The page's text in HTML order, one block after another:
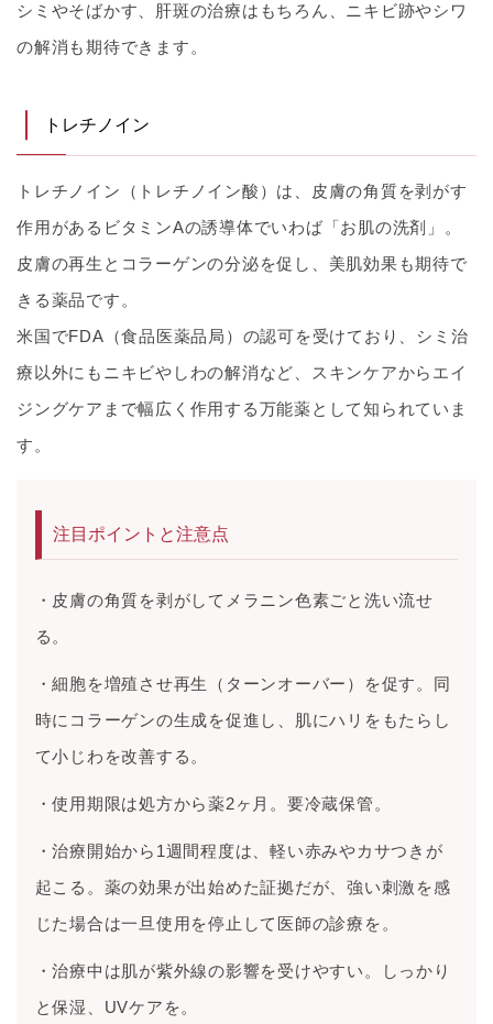
シミやそばかす、肝斑の治療はもちろん、ニキビ跡やシワ
の解消も期待できます。
トレチノイン
トレチノイン（トレチノイン酸）は、皮膚の角質を剥がす
作用があるビタミンAの誘導体でいわば「お肌の洗剤」。
皮膚の再生とコラーゲンの分泌を促し、美肌効果も期待で
きる薬品です。
米国でFDA（食品医薬品局）の認可を受けており、シミ治
療以外にもニキビやしわの解消など、スキンケアからエイ
ジングケアまで幅広く作用する万能薬として知られていま
す。
注目ポイントと注意点
・皮膚の角質を剥がしてメラニン色素ごと洗い流せ
る。
・細胞を増殖させ再生（ターンオーバー）を促す。同
時にコラーゲンの生成を促進し、肌にハリをもたらし
て小じわを改善する。
・使用期限は処方から薬2ヶ月。要冷蔵保管。
・治療開始から1週間程度は、軽い赤みやカサつきが
起こる。薬の効果が出始めた証拠だが、強い刺激を感
じた場合は一旦使用を停止して医師の診療を。
・治療中は肌が紫外線の影響を受けやすい。しっかり
と保湿、UVケアを。